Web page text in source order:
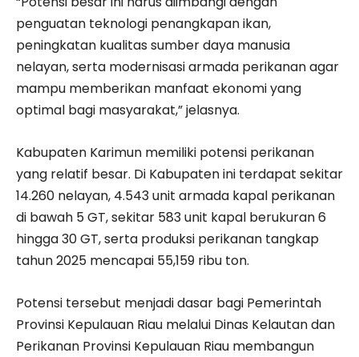
penguatan teknologi penangkapan ikan,
peningkatan kualitas sumber daya manusia
nelayan, serta modernisasi armada perikanan agar
mampu memberikan manfaat ekonomi yang
optimal bagi masyarakat,” jelasnya.
Kabupaten Karimun memiliki potensi perikanan
yang relatif besar. Di Kabupaten ini terdapat sekitar
14.260 nelayan, 4.543 unit armada kapal perikanan
di bawah 5 GT, sekitar 583 unit kapal berukuran 6
hingga 30 GT, serta produksi perikanan tangkap
tahun 2025 mencapai 55,159 ribu ton.
Potensi tersebut menjadi dasar bagi Pemerintah
Provinsi Kepulauan Riau melalui Dinas Kelautan dan
Perikanan Provinsi Kepulauan Riau membangun